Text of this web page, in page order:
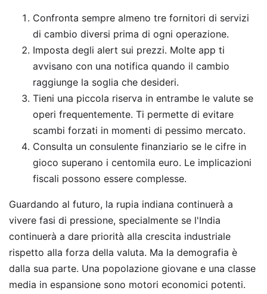
Confronta sempre almeno tre fornitori di servizi
di cambio diversi prima di ogni operazione.
Imposta degli alert sui prezzi. Molte app ti
avvisano con una notifica quando il cambio
raggiunge la soglia che desideri.
Tieni una piccola riserva in entrambe le valute se
operi frequentemente. Ti permette di evitare
scambi forzati in momenti di pessimo mercato.
Consulta un consulente finanziario se le cifre in
gioco superano i centomila euro. Le implicazioni
fiscali possono essere complesse.
Guardando al futuro, la rupia indiana continuerà a
vivere fasi di pressione, specialmente se l'India
continuerà a dare priorità alla crescita industriale
rispetto alla forza della valuta. Ma la demografia è
dalla sua parte. Una popolazione giovane e una classe
media in espansione sono motori economici potenti.